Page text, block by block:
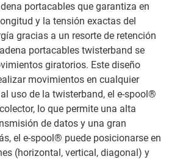
portacables que garantiza en
y la tensión exactas del
gracias a un resorte de retención
portacables twisterband se
giratorios. Este diseño
movimientos en cualquier
uso de la twisterband, el e-spool®
lo que permite una alta
de datos y una gran
el e-spool® puede posicionarse en
(horizontal, vertical, diagonal) y